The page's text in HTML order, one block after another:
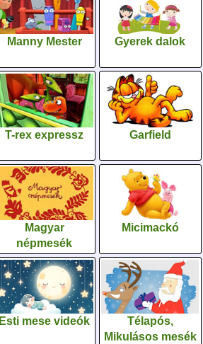
Manny Mester Gyerek dalok
T-rex expressz Garfield
Magyar
népmesék
Micimackó
Esti mese videók
Télapós,
Mikulásos mesék